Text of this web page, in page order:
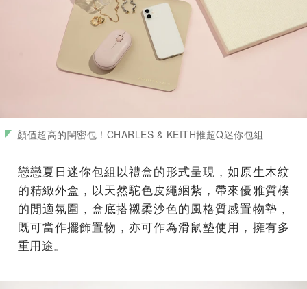
顏值超高的閨密包！CHARLES & KEITH推超Q迷你包組
戀戀夏日迷你包組以禮盒的形式呈現，如原生木紋
的精緻外盒，以天然駝色皮繩綑紮，帶來優雅質樸
的閒適氛圍，盒底搭襯柔沙色的風格質感置物墊，
既可當作擺飾置物，亦可作為滑鼠墊使用，擁有多
重用途。